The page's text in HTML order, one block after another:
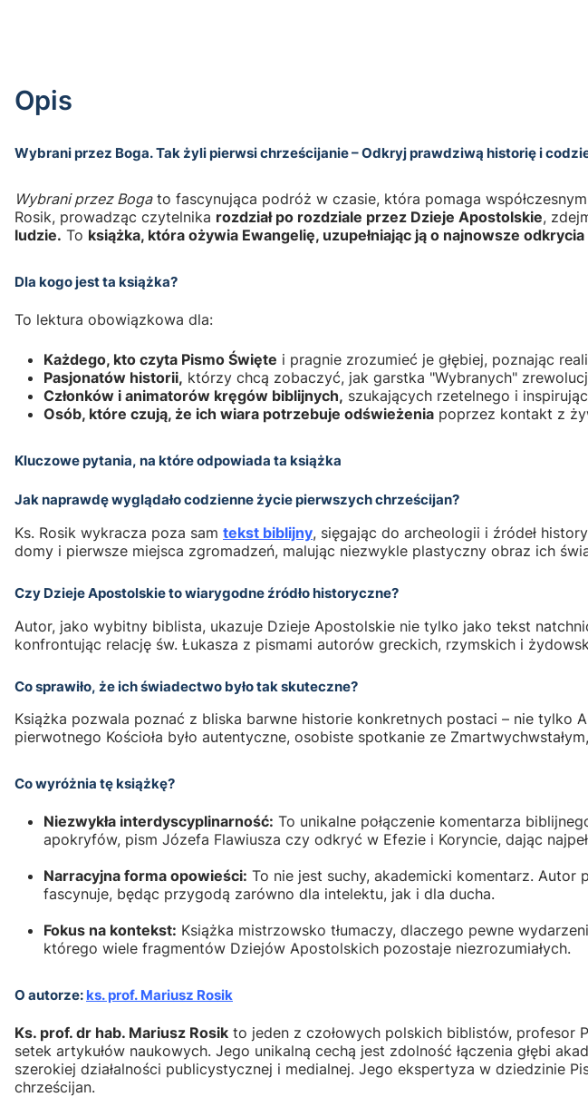
Opis
Wybrani przez Boga. Tak żyli pierwsi chrześcijanie – Odkryj prawdziwą historię i
Wybrani przez Bogato fascynująca podróż w czasie, która pomaga
Rosik, prowadząc czytelnika rozdział po rozdziale przez Dzieje Apostolskie,
ludzie. To książka, która ożywia Ewangelię, uzupełniając ją o najnowsze
Dla kogo jest ta książka?
To lektura obowiązkowa dla:
Każdego, kto czyta Pismo Święte i pragnie zrozumieć je głębiej, poznając
Pasjonatów historii, którzy chcą zobaczyć, jak garstka "Wybranych"
Członków i animatorów kręgów biblijnych, szukających rzetelnego i
Osób, które czują, że ich wiara potrzebuje odświeżenia poprzez kontakt z
Kluczowe pytania, na które odpowiada ta książka
Jak naprawdę wyglądało codzienne życie pierwszych chrześcijan?
Ks. Rosik wykracza poza sam tekst biblijny, sięgając do archeologii i źródeł
domy i pierwsze miejsca zgromadzeń, malując niezwykle plastyczny obraz ich
Czy Dzieje Apostolskie to wiarygodne źródło historyczne?
Autor, jako wybitny biblista, ukazuje Dzieje Apostolskie nie tylko jako tekst
konfrontując relację św. Łukasza z pismami autorów greckich, rzymskich i
Co sprawiło, że ich świadectwo było tak skuteczne?
Książka pozwala poznać z bliska barwne historie konkretnych postaci – nie tylko
pierwotnego Kościoła było autentyczne, osobiste spotkanie ze
Co wyróżnia tę książkę?
Niezwykła interdyscyplinarność: To unikalne połączenie komentarza
apokryfów, pism Józefa Flawiusza czy odkryć w Efezie i Koryncie, dając
Narracyjna forma opowieści: To nie jest suchy, akademicki komentarz.
fascynuje, będąc przygodą zarówno dla intelektu, jak i dla ducha.
Fokus na kontekst: Książka mistrzowsko tłumaczy, dlaczego pewne
którego wiele fragmentów Dziejów Apostolskich pozostaje niezrozumiałych.
O autorze: ks. prof. Mariusz Rosik
Ks. prof. dr hab. Mariusz Rosik to jeden z czołowych polskich biblistów, profesor
setek artykułów naukowych. Jego unikalną cechą jest zdolność łączenia głębi
szerokiej działalności publicystycznej i medialnej. Jego ekspertyza w dziedzinie
chrześcijan.